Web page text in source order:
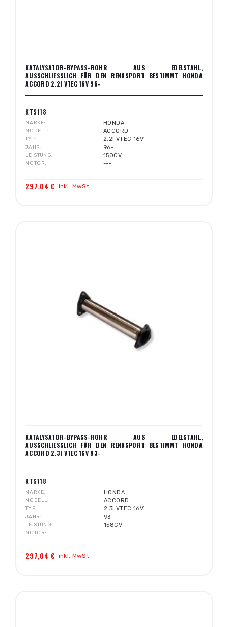
KATALYSATOR-BYPASS-ROHR AUS EDELSTAHL,
AUSSCHLIESSLICH FÜR DEN RENNSPORT BESTIMMT HONDA A
CCORD 2.2I VTEC 16V 96-
KTS118
MARKE HONDA
MODELL ACCORD
TYP 2.2I VTEC 16V
JAHR 96-
LEISTUNG 150CV
MOTOR ---
297,04 € inkl. MwSt.
KATALYSATOR-BYPASS-ROHR AUS EDELSTAHL,
AUSSCHLIESSLICH FÜR DEN RENNSPORT BESTIMMT HONDA A
CCORD 2.3I VTEC 16V 93-
KTS118
MARKE HONDA
MODELL ACCORD
TYP 2.3I VTEC 16V
JAHR 93-
LEISTUNG 158CV
MOTOR ---
297,04 € inkl. MwSt.